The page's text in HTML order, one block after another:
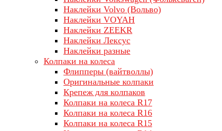
Наклейки Volvo (Вольво)
Наклейки VOYAH
Наклейки ZEEKR
Наклейки Лексус
Наклейки разные
Колпаки на колеса
Флипперы (вайтволлы)
Оригинальные колпаки
Крепеж для колпаков
Колпаки на колеса R17
Колпаки на колеса R16
Колпаки на колеса R15